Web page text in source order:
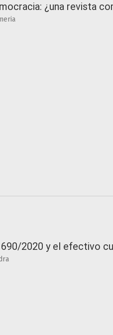
¿una revista
2020 y el efectivo